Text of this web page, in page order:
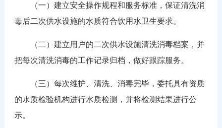
（一）建立安全操作规程和服务标准，保证清洗消
毒后二次供水设施的水质符合饮用水卫生要求。
（二）建立用户的二次供水设施清洗消毒档案，并
把每次清洗消毒的工作记录归档，做好跟踪服务。
（三）每次维护、清洗、消毒完毕，委托具有资质
的水质检验机构进行水质检测，并将检测结果进行公
示。